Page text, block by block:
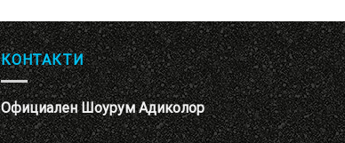
КОНТАКТИ
Официален Шоурум Адиколор